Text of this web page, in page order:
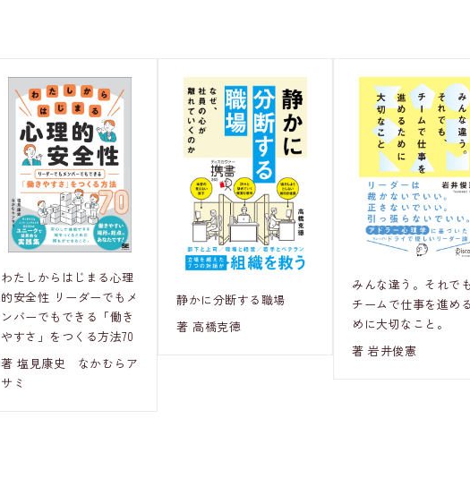
わたしからはじまる心理
的安全性 リーダーでもメ
ンバーでもできる「働き
やすさ」をつくる方法70
著 塩見康史 なかむらア
サミ
静かに分断する職場
著 高橋克徳
みんな違う。それでも
チームで仕事を進め
めに大切なこと。
著 岩井俊憲